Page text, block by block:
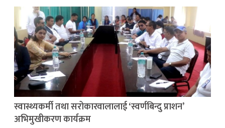
स्वास्थ्यकर्मी तथा सरोकारवालालाई ‘स्वर्णबिन्दु प्राशन’
अभिमुखीकरण कार्यक्रम